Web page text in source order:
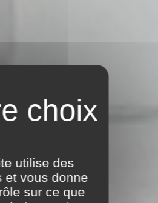
utilise des
et vous donne
sur ce que